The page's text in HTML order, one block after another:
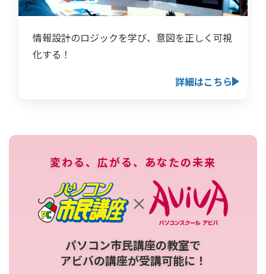
情報設計のロジックを学び、意図を正しく可視
化する！
詳細はこちら
変わる、広がる、あなたの未来
パソコン市民講座の教室で
アビバの講座が受講可能に！